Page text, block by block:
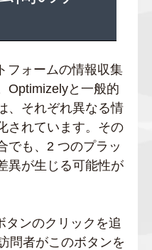
フォームの情報収集
Optimizelyと一般的
、それぞれ異なる情
されています。その
でも、2 つのプラッ
異が生じる可能性が
タンのクリックを追
問者がこのボタンを